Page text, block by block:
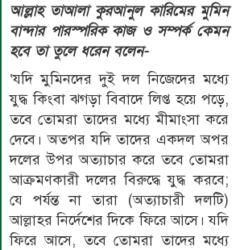
আল্লাহ তাআলা কুরআনুল কারিমের মুমিন
বান্দার পারস্পরিক কাজ ও সম্পর্ক কেমন
হবে তা তুলে ধরেন বলেন-
‘যদি মুমিনদের দুই দল নিজেদের মধ্যে
যুদ্ধ কিংবা ঝগড়া বিবাদে লিপ্ত হয়ে পড়ে,
তবে তোমরা তাদের মধ্যে মীমাংসা করে
দেবে। অতপর যদি তাদের একদল অপর
দলের উপর অত্যাচার করে তবে তোমরা
আক্রমণকারী দলের বিরুদ্ধে যুদ্ধ করবে;
যে পর্যন্ত না তারা (অত্যাচারী দলটি)
আল্লাহর নির্দেশের দিকে ফিরে আসে। যদি
ফিরে আসে, তবে তোমরা তাদের মধ্যে